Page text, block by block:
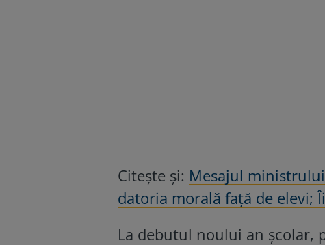
Citește și: Mesajul
datoria morală față de elevi;
La debutul noului an școlar,